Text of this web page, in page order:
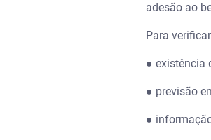
Existe
O
Plano
adesão ao
Para
● existência
● previsão
●